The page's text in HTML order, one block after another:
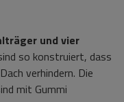
und vier
so konstruiert, dass
verhindern. Die
mit Gummi